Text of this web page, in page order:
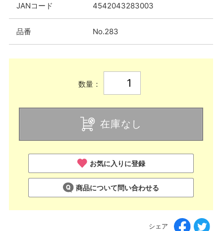
JANコード 4542043283003
品番 No.283
数量：
在庫なし
お気に入りに登録
商品について問い合わせる
シェア